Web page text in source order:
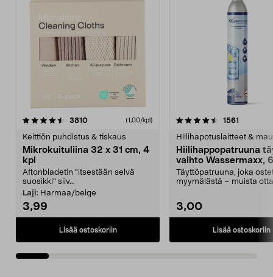
3810arvostelut (1,00/kpl)
Keittiön puhdistus & tiskaus
Mikrokuituliina 32 x 31 cm, 4
kpl
Aftonbladetin "itsestään selvä
suosikki" siiv...
Laji: Harmaa/beige
3,99
Lisää ostoskoriin
4.5viidestä
1561
Hiilihapotuslaitteet &
Hiilihappopatruuna
vaihto Wassermaxx,
Täyttöpatruuna, joka
myymälästä – muista
3,00
Lisää ostoskoriin
4.5viidestä